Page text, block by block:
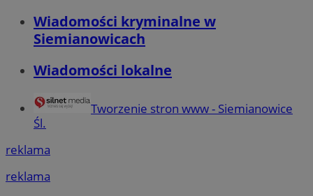
Wiadomości kryminalne w
Siemianowicach
Wiadomości lokalne
Tworzenie stron www - Siemianowice
Śl.
reklama
reklama